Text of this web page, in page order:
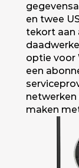
en twee
tekort aan
optie voor
een
netwerken
maken